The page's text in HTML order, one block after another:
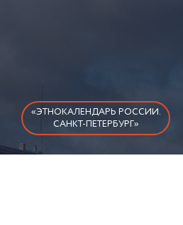
«ЭТНОКАЛЕНДАРЬ РОССИИ.
САНКТ-ПЕТЕРБУРГ»